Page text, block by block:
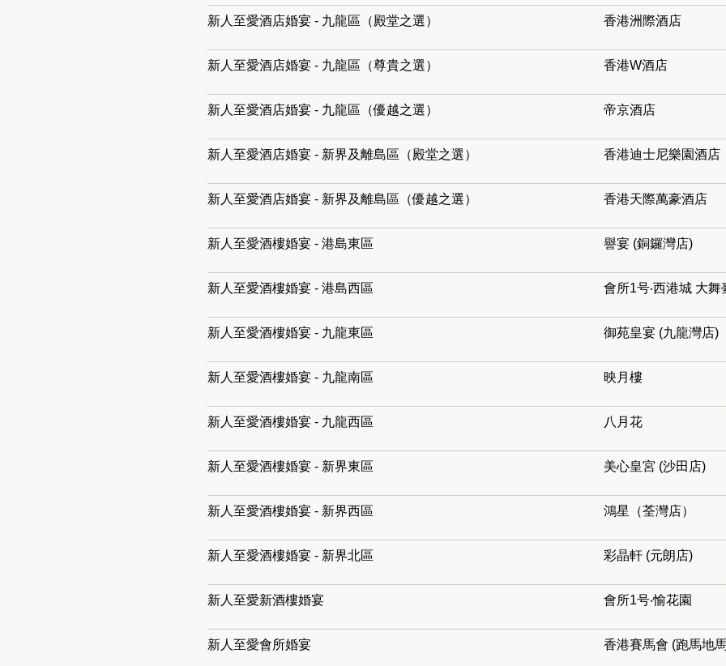
新人至愛酒店婚宴 - 九龍區（殿堂之選） 香港洲際酒店
新人至愛酒店婚宴 - 九龍區（尊貴之選） 香港W酒店
新人至愛酒店婚宴 - 九龍區（優越之選） 帝京酒店
新人至愛酒店婚宴 - 新界及離島區（殿堂之選） 香港迪士尼樂園酒店
新人至愛酒店婚宴 - 新界及離島區（優越之選） 香港天際萬豪酒店
新人至愛酒樓婚宴 - 港島東區 譽宴 (銅鑼灣店)
新人至愛酒樓婚宴 - 港島西區 會所1号‧西港城 大舞
新人至愛酒樓婚宴 - 九龍東區 御苑皇宴 (九龍灣店)
新人至愛酒樓婚宴 - 九龍南區 映月樓
新人至愛酒樓婚宴 - 九龍西區 八月花
新人至愛酒樓婚宴 - 新界東區 美心皇宮 (沙田店)
新人至愛酒樓婚宴 - 新界西區 鴻星（荃灣店）
新人至愛酒樓婚宴 - 新界北區 彩晶軒 (元朗店)
新人至愛新酒樓婚宴 會所1号‧愉花園
新人至愛會所婚宴 香港賽馬會 (跑馬地